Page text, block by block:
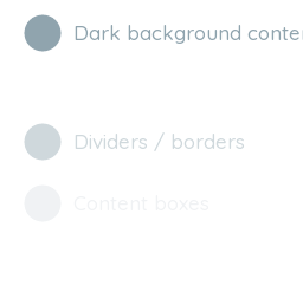
Dark background
Dividers / borders